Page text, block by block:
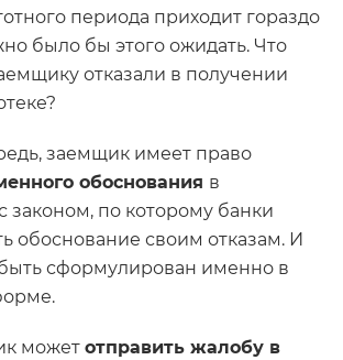
периода приходит гораздо
было бы этого ожидать. Что
отказали в получении
заемщик имеет право
обоснования в
законом, по которому банки
обоснование своим отказам. И
сформулирован именно в
может отправить жалобу в